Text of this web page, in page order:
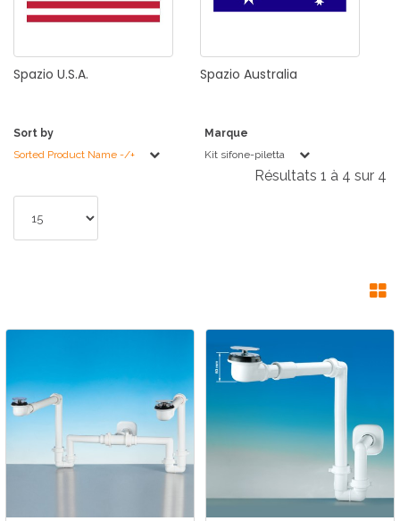
Spazio U.S.A. Spazio Australia
Sort by
Sorted Product Name -/+
Marque
Kit sifone-piletta
Résultats 1 à 4 sur 4